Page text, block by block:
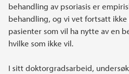
behandling av psoriasis er
behandling, og vi vet fortsatt
pasienter som vil ha nytte av en
hvilke som ikke vil.
I sitt doktorgradsarbeid,